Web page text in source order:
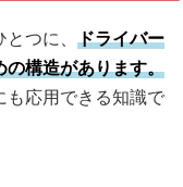
つに、 ドライバー
の構造があります。
も応用できる知識で